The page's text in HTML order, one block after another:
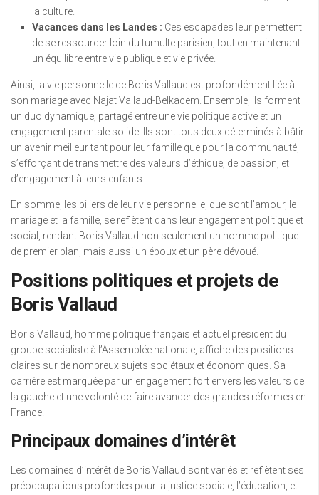
la culture.
Vacances dans les Landes : Ces escapades leur permettent
de se ressourcer loin du tumulte parisien, tout en maintenant
un équilibre entre vie publique et vie privée.
Ainsi, la vie personnelle de Boris Vallaud est profondément liée à
son mariage avec Najat Vallaud-Belkacem. Ensemble, ils forment
un duo dynamique, partagé entre une vie politique active et un
engagement parentale solide. Ils sont tous deux déterminés à bâtir
un avenir meilleur tant pour leur famille que pour la communauté,
s’efforçant de transmettre des valeurs d’éthique, de passion, et
d’engagement à leurs enfants.
En somme, les piliers de leur vie personnelle, que sont l’amour, le
mariage et la famille, se reflètent dans leur engagement politique et
social, rendant Boris Vallaud non seulement un homme politique
de premier plan, mais aussi un époux et un père dévoué.
Positions politiques et projets de
Boris Vallaud
Boris Vallaud, homme politique français et actuel président du
groupe socialiste à l’Assemblée nationale, affiche des positions
claires sur de nombreux sujets sociétaux et économiques. Sa
carrière est marquée par un engagement fort envers les valeurs de
la gauche et une volonté de faire avancer des grandes réformes en
France.
Principaux domaines d’intérêt
Les domaines d’intérêt de Boris Vallaud sont variés et reflètent ses
préoccupations profondes pour la justice sociale, l’éducation, et